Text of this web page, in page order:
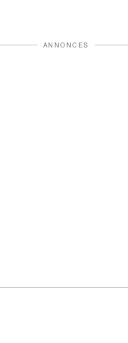
ANNONCES